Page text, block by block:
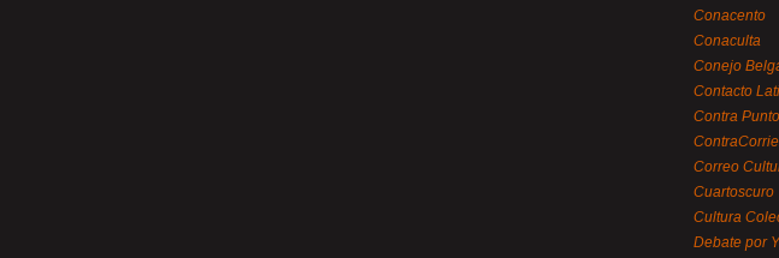
Conacento
Conaculta
Conejo
Contacto
Contra Punto
Correo
Cuartoscuro
Cultura
Debate por